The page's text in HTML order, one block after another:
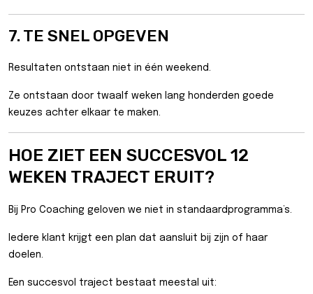
7. TE SNEL OPGEVEN
Resultaten ontstaan niet in één weekend.
Ze ontstaan door twaalf weken lang honderden goede
keuzes achter elkaar te maken.
HOE ZIET EEN SUCCESVOL 12
WEKEN TRAJECT ERUIT?
Bij Pro Coaching geloven we niet in standaardprogramma’s.
Iedere klant krijgt een plan dat aansluit bij zijn of haar
doelen.
Een succesvol traject bestaat meestal uit: